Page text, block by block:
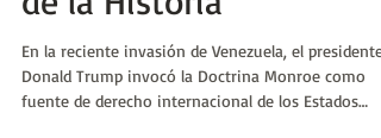
4 ene
¿Qué es la Doctrina